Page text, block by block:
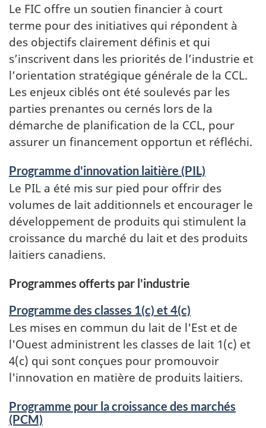
Le FIC offre un soutien financier à court
terme pour des initiatives qui répondent à
des objectifs clairement définis et qui
s’inscrivent dans les priorités de l’industrie et
l’orientation stratégique générale de la CCL.
Les enjeux ciblés ont été soulevés par les
parties prenantes ou cernés lors de la
démarche de planification de la CCL, pour
assurer un financement opportun et réfléchi.
Programme d'innovation laitière (PIL)
Le PIL a été mis sur pied pour offrir des
volumes de lait additionnels et encourager le
développement de produits qui stimulent la
croissance du marché du lait et des produits
laitiers canadiens.
Programmes offerts par l'industrie
Programme des classes 1(c) et 4(c)
Les mises en commun du lait de l'Est et de
l'Ouest administrent les classes de lait 1(c) et
4(c) qui sont conçues pour promouvoir
l'innovation en matière de produits laitiers.
Programme pour la croissance des marchés
(PCM)